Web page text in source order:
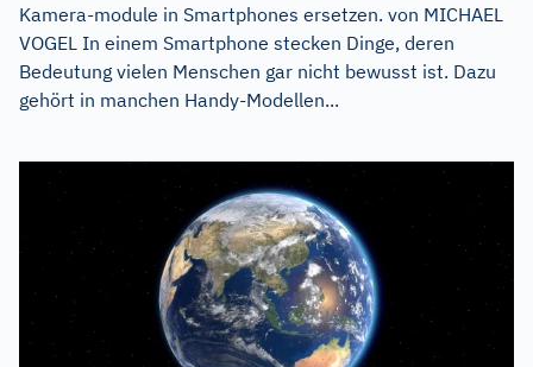
Kamera-module in Smartphones ersetzen. von MICHAEL
VOGEL In einem Smartphone stecken Dinge, deren
Bedeutung vielen Menschen gar nicht bewusst ist. Dazu
gehört in manchen Handy-Modellen...